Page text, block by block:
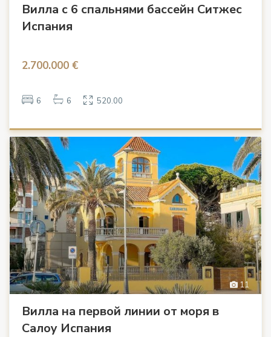
Вилла с 6 спальнями бассейн Ситжес
Испания
2.700.000 €
6 6 520.00
11
Вилла на первой линии от моря в
Салоу Испания